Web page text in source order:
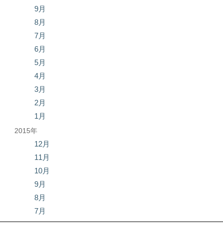
9月
8月
7月
6月
5月
4月
3月
2月
1月
2015年
12月
11月
10月
9月
8月
7月